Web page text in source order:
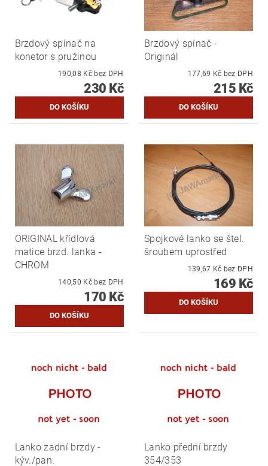
Brzdový spínač na
konetor s pružinou
190,08 Kč bez DPH
230 Kč
Brzdový spínač -
Originál
177,69 Kč bez DPH
215 Kč
ORIGINAL křídlová
matice brzd. lanka -
CHROM
140,50 Kč bez DPH
170 Kč
Spojkové lanko se štel.
šroubem uprostřed
139,67 Kč bez DPH
169 Kč
Lanko zadní brzdy -
kýv./pan.
Lanko přední brzdy
354/353